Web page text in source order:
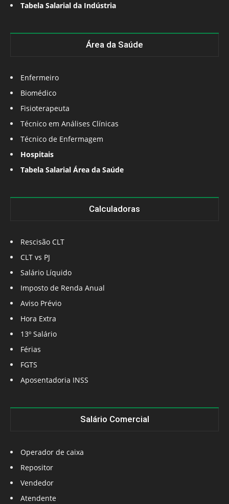
Tabela Salarial da Indústria
Área da Saúde
Enfermeiro
Biomédico
Fisioterapeuta
Técnico em Análises Clínicas
Técnico de Enfermagem
Hospitais
Tabela Salarial Área da Saúde
Calculadoras
Rescisão CLT
CLT vs PJ
Salário Líquido
Imposto de Renda Anual
Aviso Prévio
Hora Extra
13º Salário
Férias
FGTS
Aposentadoria INSS
Salário Comercial
Operador de caixa
Repositor
Vendedor
Atendente